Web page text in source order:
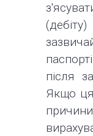
після
Якщо ця